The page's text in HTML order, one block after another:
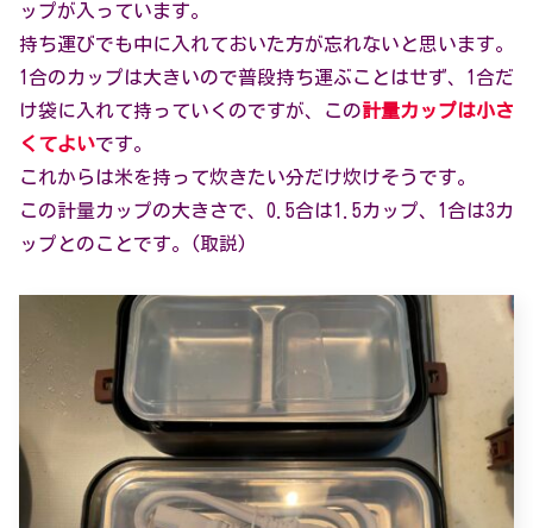
ップが入っています。
持ち運びでも中に入れておいた方が忘れないと思います。
1合のカップは大きいので普段持ち運ぶことはせず、1合だ
け袋に入れて持っていくのですが、この計量カップは小さ
くてよいです。
これからは米を持って炊きたい分だけ炊けそうです。
この計量カップの大きさで、0.5合は1.5カップ、1合は3カ
ップとのことです。(取説)